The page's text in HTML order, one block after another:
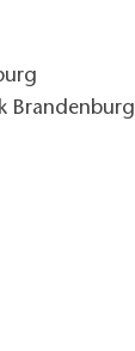
Brandenburg